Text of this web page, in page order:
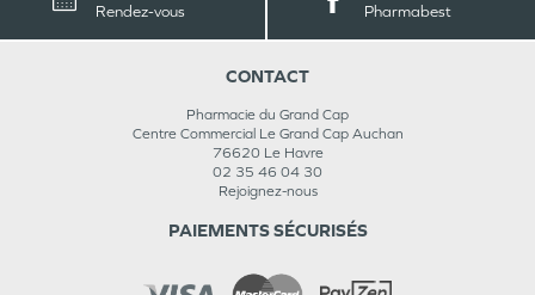
Rendez-vous
Pharmabest
CONTACT
Pharmacie du Grand Cap
Centre Commercial Le Grand Cap Auchan
76620 Le Havre
02 35 46 04 30
Rejoignez-nous
PAIEMENTS SÉCURISÉS